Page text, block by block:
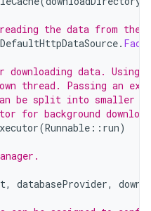
the data from the
DefaultHttpDataSource.
downloading data. Using
thread. Passing an
be split into smaller
for background
(Runnable :: run)
, databaseProvider,